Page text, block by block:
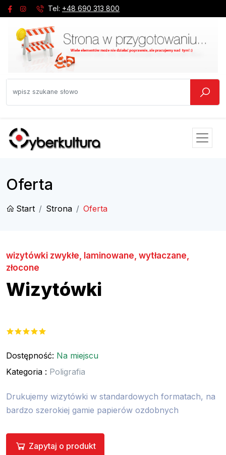
Tel: +48 690 313 800
Oferta
Start Strona Oferta
wizytówki zwykłe, laminowane, wytłaczane,
złocone
Wizytówki
Dostępność: Na miejscu
Kategoria : Poligrafia
Drukujemy wizytówki w standardowych formatach, na
bardzo szerokiej gamie papierów ozdobnych
Zapytaj o produkt